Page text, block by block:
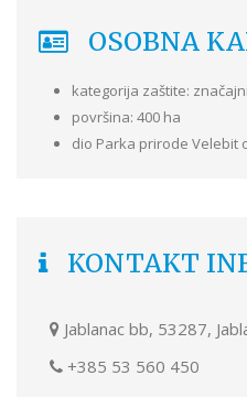
OSOBNA
kategorija zaštite:
površina: 400 ha
dio Parka prirode Velebit
KONTAKT
Jablanac bb, 53287,
+385 53 560 450